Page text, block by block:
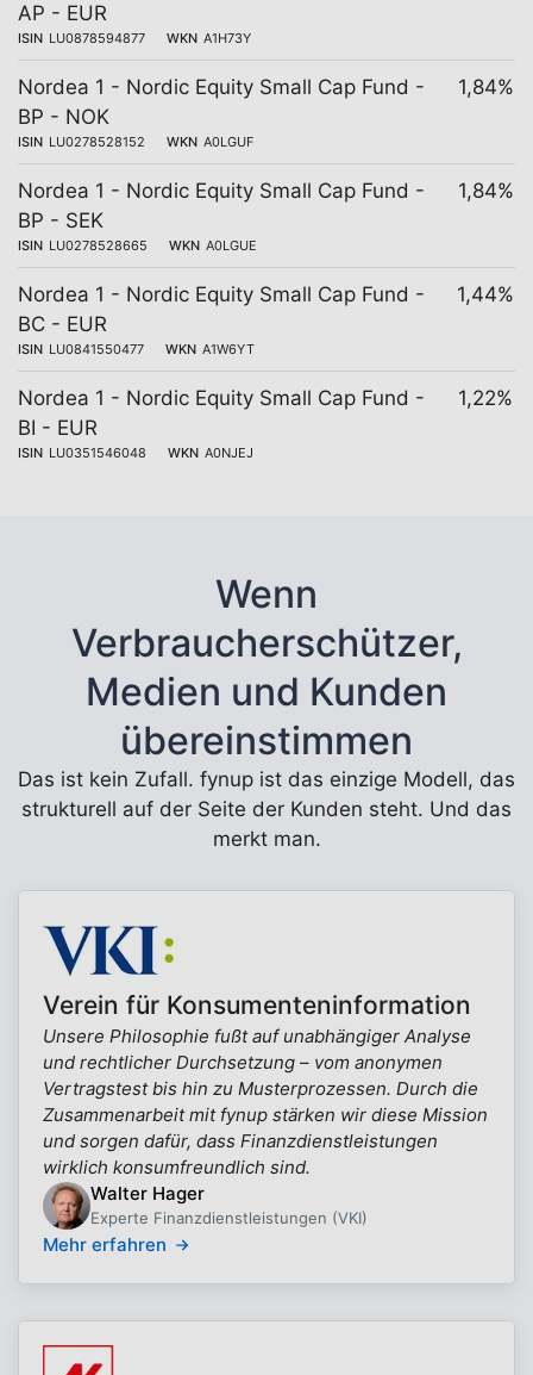
AP - EUR
ISIN LU0878594877 WKN A1H73Y
Nordea 1 - Nordic Equity Small Cap Fund -
BP - NOK
ISIN LU0278528152 WKN A0LGUF
1,84%
Nordea 1 - Nordic Equity Small Cap Fund -
BP - SEK
ISIN LU0278528665 WKN A0LGUE
1,84%
Nordea 1 - Nordic Equity Small Cap Fund -
BC - EUR
ISIN LU0841550477 WKN A1W6YT
1,44%
Nordea 1 - Nordic Equity Small Cap Fund -
BI - EUR
ISIN LU0351546048 WKN A0NJEJ
1,22%
Wenn
Verbraucherschützer,
Medien und Kunden
übereinstimmen
Das ist kein Zufall. fynup ist das einzige Modell, das
strukturell auf der Seite der Kunden steht. Und das
merkt man.
Verein für Konsumenteninformation
Unsere Philosophie fußt auf unabhängiger Analyse
und rechtlicher Durchsetzung – vom anonymen
Vertragstest bis hin zu Musterprozessen. Durch die
Zusammenarbeit mit fynup stärken wir diese Mission
und sorgen dafür, dass Finanzdienstleistungen
wirklich konsumfreundlich sind.
Walter Hager
Experte Finanzdienstleistungen (VKI)
Mehr erfahren